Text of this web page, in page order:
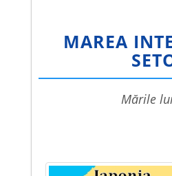
MAREA
mările